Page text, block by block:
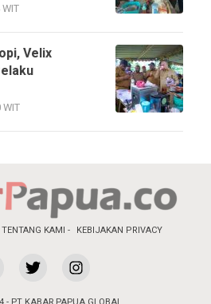
Velix
TENTANG KAMI KEBIJAKAN PRIVACY